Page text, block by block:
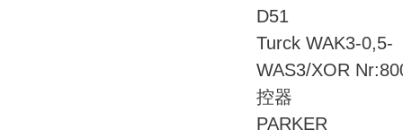
D51
Turck WAK3-0,5-
WAS3/XOR
控器
PARKER